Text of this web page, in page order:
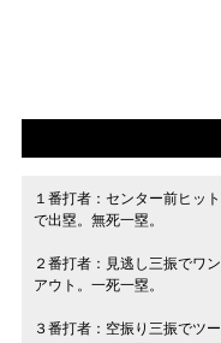
１番打者：センター前ヒット
で出塁。無死一塁。
２番打者：見逃し三振でワン
アウト。一死一塁。
３番打者：空振り三振でツー